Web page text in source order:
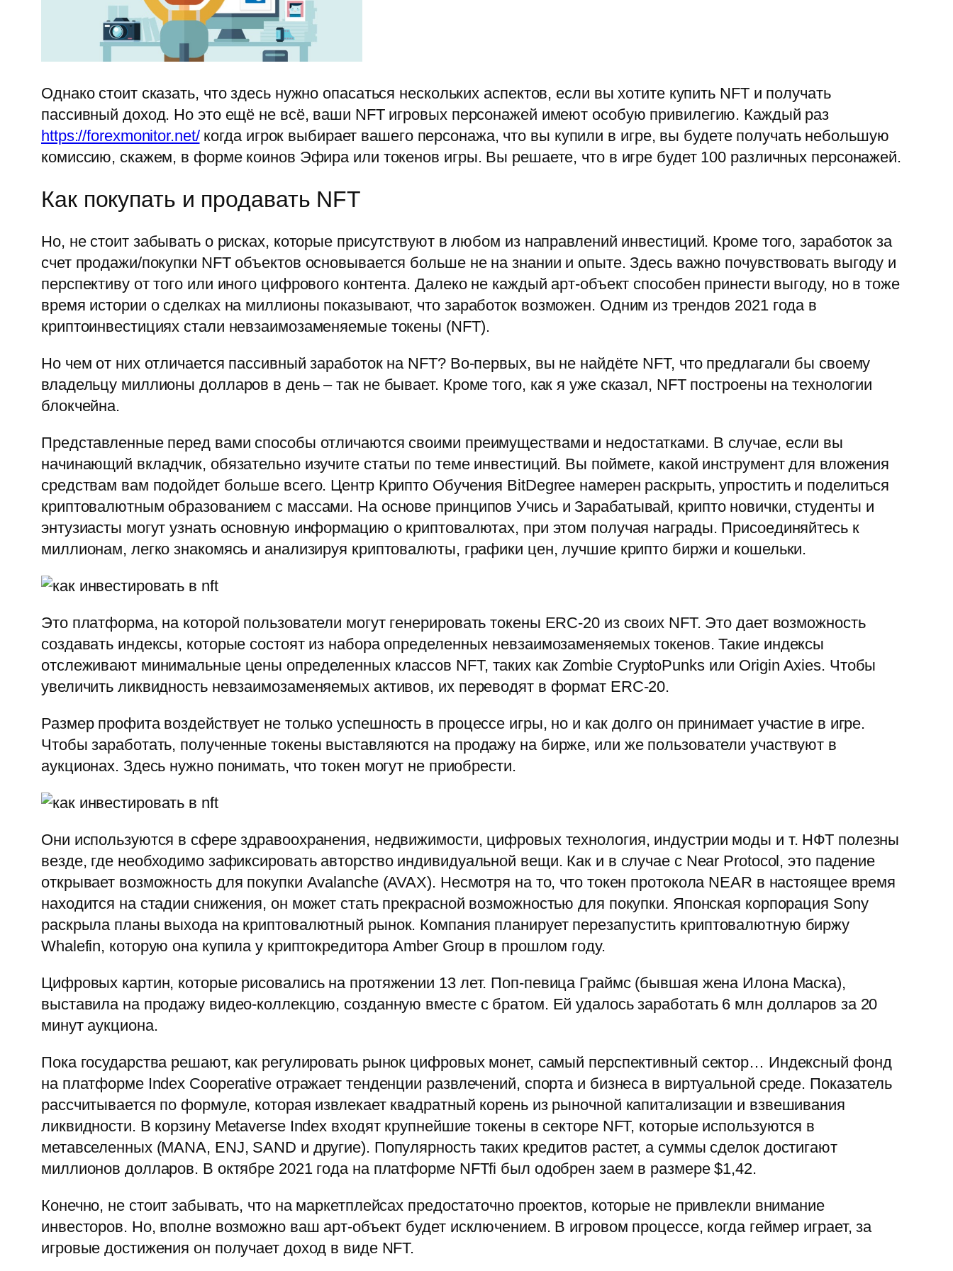
Однако стоит сказать, что здесь нужно опасаться нескольких аспектов, если вы хотите купить NFT и получать
пассивный доход. Но это ещё не всё, ваши NFT игровых персонажей имеют особую привилегию. Каждый раз
https://forexmonitor.net/когда игрок выбирает вашего персонажа, что вы купили в игре, вы будете получать небольшую
комиссию, скажем, в форме коинов Эфира или токенов игры. Вы решаете, что в игре будет 100 различных персонажей.
Как покупать и продавать NFT
Но, не стоит забывать о рисках, которые присутствуют в любом из направлений инвестиций. Кроме того, заработок за
счет продажи/покупки NFT объектов основывается больше не на знании и опыте. Здесь важно почувствовать выгоду и
перспективу от того или иного цифрового контента. Далеко не каждый арт-объект способен принести выгоду, но в тоже
время истории о сделках на миллионы показывают, что заработок возможен. Одним из трендов 2021 года в
криптоинвестициях стали невзаимозаменяемые токены (NFT).
Но чем от них отличается пассивный заработок на NFT? Во-первых, вы не найдёте NFT, что предлагали бы своему
владельцу миллионы долларов в день – так не бывает. Кроме того, как я уже сказал, NFT построены на технологии
блокчейна.
Представленные перед вами способы отличаются своими преимуществами и недостатками. В случае, если вы
начинающий вкладчик, обязательно изучите статьи по теме инвестиций. Вы поймете, какой инструмент для вложения
средствам вам подойдет больше всего. Центр Крипто Обучения BitDegree намерен раскрыть, упростить и поделиться
криптовалютным образованием с массами. На основе принципов Учись и Зарабатывай, крипто новички, студенты и
энтузиасты могут узнать основную информацию о криптовалютах, при этом получая награды. Присоединяйтесь к
миллионам, легко знакомясь и анализируя криптовалюты, графики цен, лучшие крипто биржи и кошельки.
Это платформа, на которой пользователи могут генерировать токены ERC-20 из своих NFT. Это дает возможность
создавать индексы, которые состоят из набора определенных невзаимозаменяемых токенов. Такие индексы
отслеживают минимальные цены определенных классов NFT, таких как Zombie CryptoPunks или Origin Axies. Чтобы
увеличить ликвидность невзаимозаменяемых активов, их переводят в формат ERC-20.
Размер профита воздействует не только успешность в процессе игры, но и как долго он принимает участие в игре.
Чтобы заработать, полученные токены выставляются на продажу на бирже, или же пользователи участвуют в
аукционах. Здесь нужно понимать, что токен могут не приобрести.
Они используются в сфере здравоохранения, недвижимости, цифровых технология, индустрии моды и т. НФТ полезны
везде, где необходимо зафиксировать авторство индивидуальной вещи. Как и в случае с Near Protocol, это падение
открывает возможность для покупки Avalanche (AVAX). Несмотря на то, что токен протокола NEAR в настоящее время
находится на стадии снижения, он может стать прекрасной возможностью для покупки. Японская корпорация Sony
раскрыла планы выхода на криптовалютный рынок. Компания планирует перезапустить криптовалютную биржу
Whalefin, которую она купила у криптокредитора Amber Group в прошлом году.
Цифровых картин, которые рисовались на протяжении 13 лет. Поп-певица Граймс (бывшая жена Илона Маска),
выставила на продажу видео-коллекцию, созданную вместе с братом. Ей удалось заработать 6 млн долларов за 20
минут аукциона.
Пока государства решают, как регулировать рынок цифровых монет, самый перспективный сектор… Индексный фонд
на платформе Index Cooperative отражает тенденции развлечений, спорта и бизнеса в виртуальной среде. Показатель
рассчитывается по формуле, которая извлекает квадратный корень из рыночной капитализации и взвешивания
ликвидности. В корзину Metaverse Index входят крупнейшие токены в секторе NFT, которые используются в
метавселенных (MANA, ENJ, SAND и другие). Популярность таких кредитов растет, а суммы сделок достигают
миллионов долларов. В октябре 2021 года на платформе NFTfi был одобрен заем в размере $1,42.
Конечно, не стоит забывать, что на маркетплейсах предостаточно проектов, которые не привлекли внимание
инвесторов. Но, вполне возможно ваш арт-объект будет исключением. В игровом процессе, когда геймер играет, за
игровые достижения он получает доход в виде NFT.